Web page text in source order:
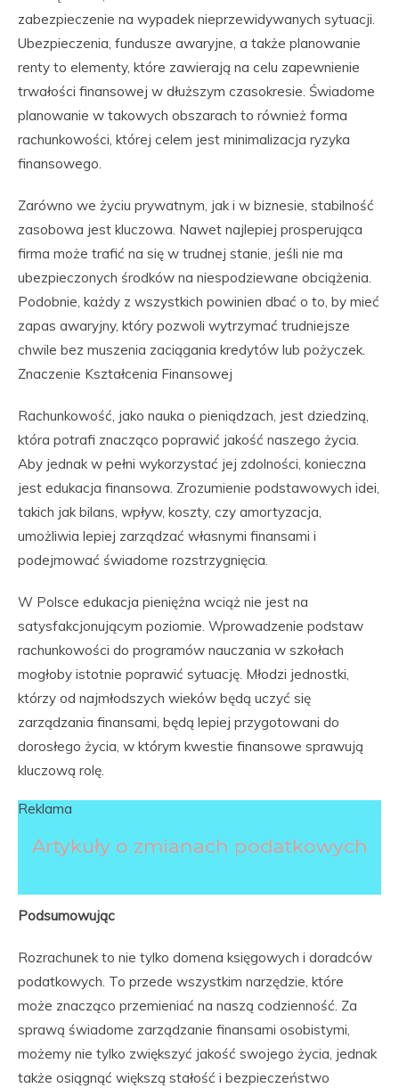
zabezpieczenie na wypadek nieprzewidywanych sytuacji.
Ubezpieczenia, fundusze awaryjne, a także planowanie
renty to elementy, które zawierają na celu zapewnienie
trwałości finansowej w dłuższym czasokresie. Świadome
planowanie w takowych obszarach to również forma
rachunkowości, której celem jest minimalizacja ryzyka
finansowego.
Zarówno we życiu prywatnym, jak i w biznesie, stabilność
zasobowa jest kluczowa. Nawet najlepiej prosperująca
firma może trafić na się w trudnej stanie, jeśli nie ma
ubezpieczonych środków na niespodziewane obciążenia.
Podobnie, każdy z wszystkich powinien dbać o to, by mieć
zapas awaryjny, który pozwoli wytrzymać trudniejsze
chwile bez muszenia zaciągania kredytów lub pożyczek.
Znaczenie Kształcenia Finansowej
Rachunkowość, jako nauka o pieniądzach, jest dziedziną,
która potrafi znacząco poprawić jakość naszego życia.
Aby jednak w pełni wykorzystać jej zdolności, konieczna
jest edukacja finansowa. Zrozumienie podstawowych idei,
takich jak bilans, wpływ, koszty, czy amortyzacja,
umożliwia lepiej zarządzać własnymi finansami i
podejmować świadome rozstrzygnięcia.
W Polsce edukacja pieniężna wciąż nie jest na
satysfakcjonującym poziomie. Wprowadzenie podstaw
rachunkowości do programów nauczania w szkołach
mogłoby istotnie poprawić sytuację. Młodzi jednostki,
którzy od najmłodszych wieków będą uczyć się
zarządzania finansami, będą lepiej przygotowani do
dorosłego życia, w którym kwestie finansowe sprawują
kluczową rolę.
Reklama
Artykuły o zmianach podatkowych
Podsumowując
Rozrachunek to nie tylko domena księgowych i doradców
podatkowych. To przede wszystkim narzędzie, które
może znacząco przemieniać na naszą codzienność. Za
sprawą świadome zarządzanie finansami osobistymi,
możemy nie tylko zwiększyć jakość swojego życia, jednak
także osiągnąć większą stałość i bezpieczeństwo